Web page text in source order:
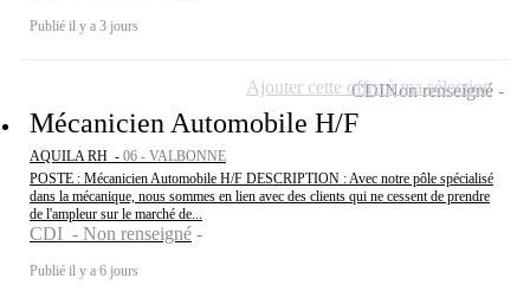
Publié il y a 3 jours
Mécanicien Automobile H/F
AQUILA RH - 06 - VALBONNE
POSTE : Mécanicien Automobile H/F DESCRIPTION : Avec notre pôle spécialisé
dans la mécanique, nous sommes en lien avec des clients qui ne cessent de prendre
de l'ampleur sur le marché de...
CDI - Non renseigné
Publié il y a 6 jours
CDINon renseigné
Ajouter cette offre à ma sélection